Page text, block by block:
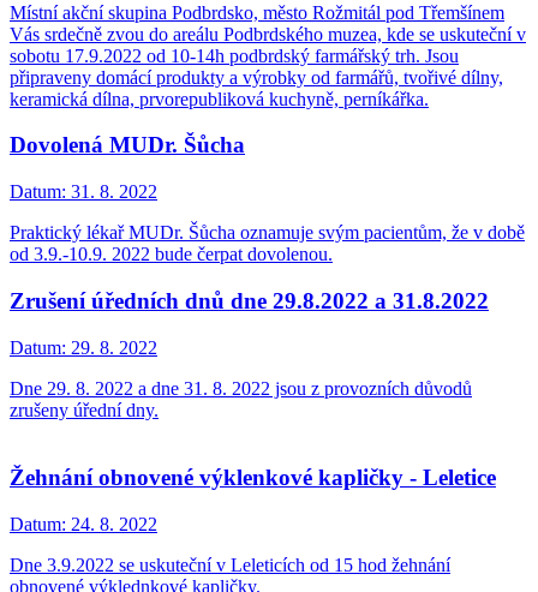
Místní akční skupina Podbrdsko, město Rožmitál pod Třemšínem
Vás srdečně zvou do areálu Podbrdského muzea, kde se uskuteční v
sobotu 17.9.2022 od 10-14h podbrdský farmářský trh. Jsou
připraveny domácí produkty a výrobky od farmářů, tvořivé dílny,
keramická dílna, prvorepubliková kuchyně, perníkářka.
Dovolená MUDr. Šůcha
Datum: 31. 8. 2022
Praktický lékař MUDr. Šůcha oznamuje svým pacientům, že v době
od 3.9.-10.9. 2022 bude čerpat dovolenou.
Zrušení úředních dnů dne 29.8.2022 a 31.8.2022
Datum: 29. 8. 2022
Dne 29. 8. 2022 a dne 31. 8. 2022 jsou z provozních důvodů
zrušeny úřední dny.
Žehnání obnovené výklenkové kapličky - Leletice
Datum: 24. 8. 2022
Dne 3.9.2022 se uskuteční v Leleticích od 15 hod žehnání
obnovené výklednkové kapličky.